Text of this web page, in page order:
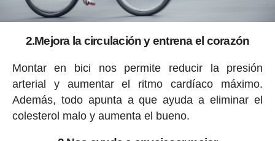
2.Mejora la circulación y entrena el corazón
Montar en bici nos permite reducir la presión
arterial y aumentar el ritmo cardíaco máximo.
Además, todo apunta a que ayuda a eliminar el
colesterol malo y aumenta el bueno.